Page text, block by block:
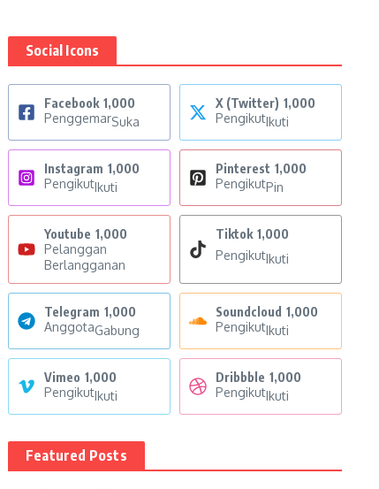
Social Icons
Facebook 1,000
PenggemarSuka
X (Twitter) 1,000
PengikutIkuti
Instagram 1,000
PengikutIkuti
Pinterest 1,000
PengikutPin
Youtube 1,000
Pelanggan
Berlangganan
Tiktok 1,000
PengikutIkuti
Telegram 1,000
AnggotaGabung
Soundcloud 1,000
PengikutIkuti
Vimeo 1,000
PengikutIkuti
Dribbble 1,000
PengikutIkuti
Featured Posts